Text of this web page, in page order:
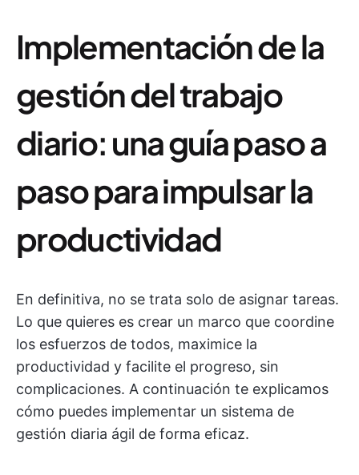
Implementación de la
gestión del trabajo
diario: una guía paso a
paso para impulsar la
productividad
En definitiva, no se trata solo de asignar tareas.
Lo que quieres es crear un marco que coordine
los esfuerzos de todos, maximice la
productividad y facilite el progreso, sin
complicaciones. A continuación te explicamos
cómo puedes implementar un sistema de
gestión diaria ágil de forma eficaz.